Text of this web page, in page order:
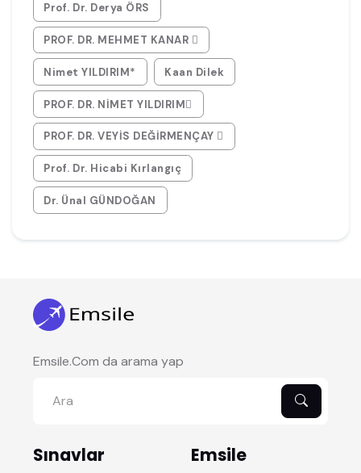
Prof. Dr. Derya ÖRS
PROF. DR. MEHMET KANAR 
Nimet YILDIRIM* Kaan Dilek
PROF. DR. NİMET YILDIRIM
PROF. DR. VEYİS DEĞİRMENÇAY 
Prof. Dr. Hicabi Kırlangıç
Dr. Ünal GÜNDOĞAN
Emsile.Com da arama yap
Sınavlar Emsile